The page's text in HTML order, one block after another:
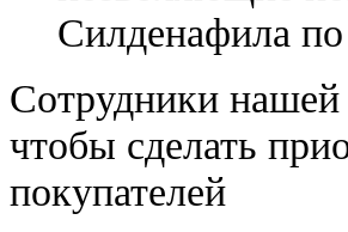
Силденафила
Cотрудники
чтобы сделать
покупателей